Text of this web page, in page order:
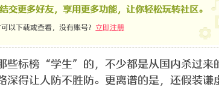
交更多好友，享用更多功能，让你轻松玩转社区。
以下载或查看，没有账号？ 立即注册
些标榜“学生”的，不少都是从国内杀过
深得让人防不胜防。更离谱的是，还假装